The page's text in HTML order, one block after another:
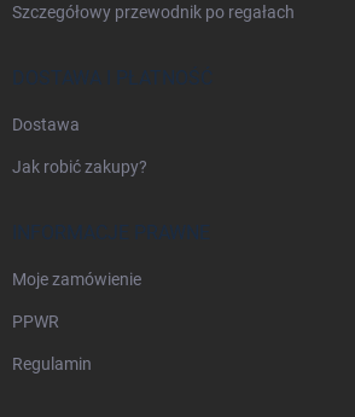
Szczegółowy przewodnik po regałach
DOSTAWA I PŁATNOŚĆ
Dostawa
Jak robić zakupy?
INFORMACJE PRAWNE
Moje zamówienie
PPWR
Regulamin